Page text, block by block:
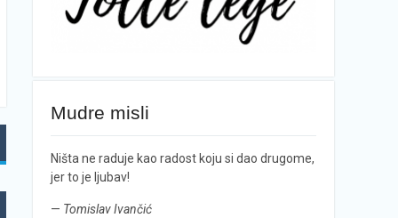
Mudre misli
Ništa ne raduje kao radost koju si dao drugome,
jer to je ljubav!
— Tomislav Ivančić